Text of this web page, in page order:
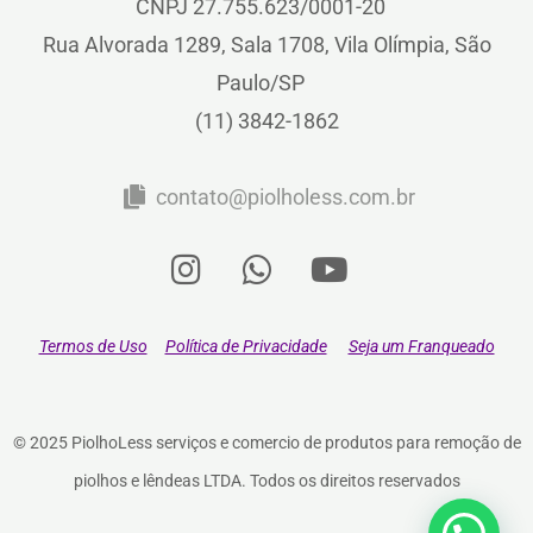
CNPJ 27.755.623/0001-20
Rua Alvorada 1289, Sala 1708, Vila Olímpia, São
Paulo/SP
(11) 3842-1862
contato@piolholess.com.br
Termos de Uso Política de Privacidade Seja um Franqueado
© 2025 PiolhoLess serviços e comercio de produtos para remoção de
piolhos e lêndeas LTDA. Todos os direitos reservados